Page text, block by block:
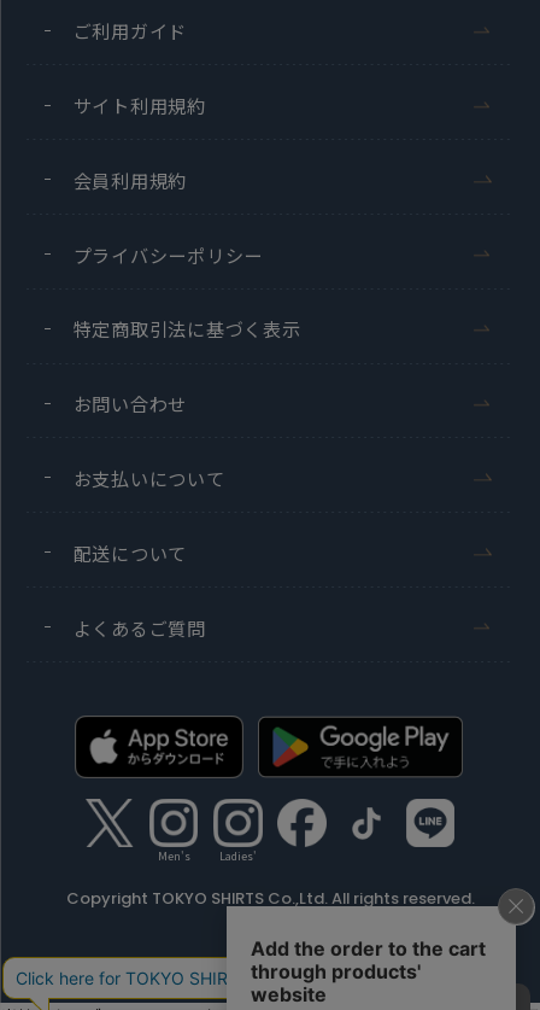
ご利用ガイド
サイト利用規約
会員利用規約
プライバシーポリシー
特定商取引法に基づく表示
お問い合わせ
お支払いについて
配送について
よくあるご質問
Men's Ladies'
Copyright TOKYO SHIRTS Co.,Ltd. All rights reserved.